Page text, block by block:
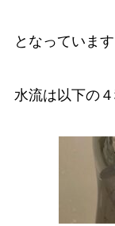
となっています
水流は以下の４